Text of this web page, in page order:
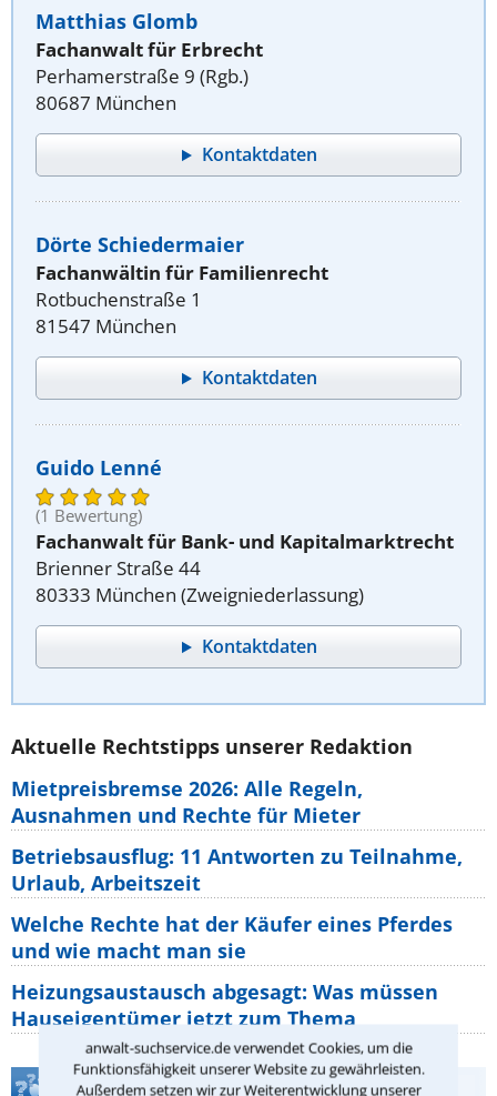
anwalt-suchservice.de verwendet Cookies, um die
Funktionsfähigkeit unserer Website zu gewährleisten.
Außerdem setzen wir zur Weiterentwicklung unserer
Matthias Glomb
Fachanwalt für Erbrecht
Perhamerstraße 9 (Rgb.)
80687 München
Kontaktdaten
Dörte Schiedermaier
Fachanwältin für Familienrecht
Rotbuchenstraße 1
81547 München
Kontaktdaten
Guido Lenné
(1 Bewertung)
Fachanwalt für Bank- und Kapitalmarktrecht
Brienner Straße 44
80333 München (Zweigniederlassung)
Kontaktdaten
Aktuelle Rechtstipps unserer Redaktion
Mietpreisbremse 2026: Alle Regeln,
Ausnahmen und Rechte für Mieter
Betriebsausflug: 11 Antworten zu Teilnahme,
Urlaub, Arbeitszeit
Welche Rechte hat der Käufer eines Pferdes
und wie macht man sie
Heizungsaustausch abgesagt: Was müssen
Hauseigentümer jetzt zum Thema
Teste Dein Rechtswissen